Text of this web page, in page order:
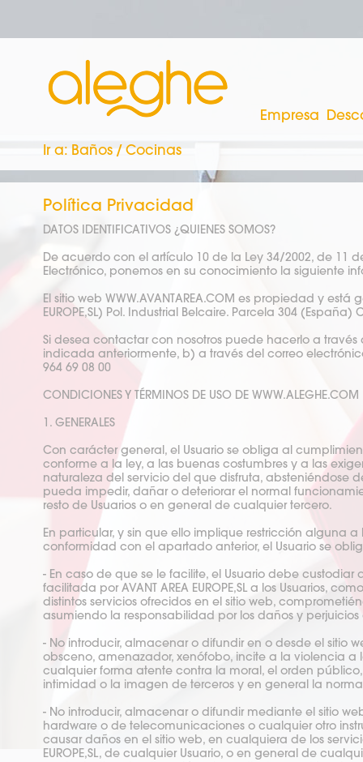
Ir a: Baños / Cocinas
Empresa
Política Privacidad
DATOS IDENTIFICATIVOS ¿QUIÉNES SOMOS?
De acuerdo con el artículo 10 de la Ley 34/2002, de 11
Electrónico, ponemos en su conocimiento la siguiente
El sitio web WWW.AVANTAREA.COM es propiedad y está
EUROPE,SL) Pol. Industrial Belcaire. Parcela 304 (España)
Si desea contactar con nosotros puede hacerlo a
indicada anteriormente, b) a través del correo
964 69 08 00
CONDICIONES Y TÉRMINOS DE USO DE WWW.ALEGHE.COM
1. GENERALES
Con carácter general, el Usuario se obliga al
conforme a la ley, a las buenas costumbres y a las
naturaleza del servicio del que disfruta, absteniéndose
pueda impedir, dañar o deteriorar el normal
resto de Usuarios o en general de cualquier tercero.
En particular, y sin que ello implique restricción alguna
conformidad con el apartado anterior, el Usuario se
- En caso de que se le facilite, el Usuario debe
facilitada por AVANT AREA EUROPE,SL a los Usuarios,
distintos servicios ofrecidos en el sitio web,
asumiendo la responsabilidad por los daños y
- No introducir, almacenar o difundir en o desde el sitio
obsceno, amenazador, xenófobo, incite a la violencia a
cualquier forma atente contra la moral, el orden
intimidad o la imagen de terceros y en general la
- No introducir, almacenar o difundir mediante el sitio
hardware o de telecomunicaciones o cualquier otro
causar daños en el sitio web, en cualquiera de los
EUROPE,SL, de cualquier Usuario, o en general de